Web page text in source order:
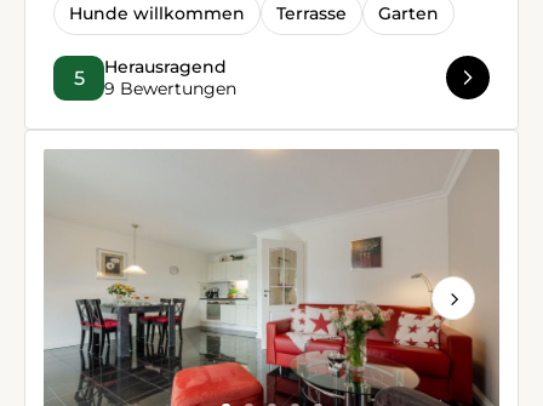
Hunde willkommen Terrasse Garten
5
Herausragend
9 Bewertungen
Next